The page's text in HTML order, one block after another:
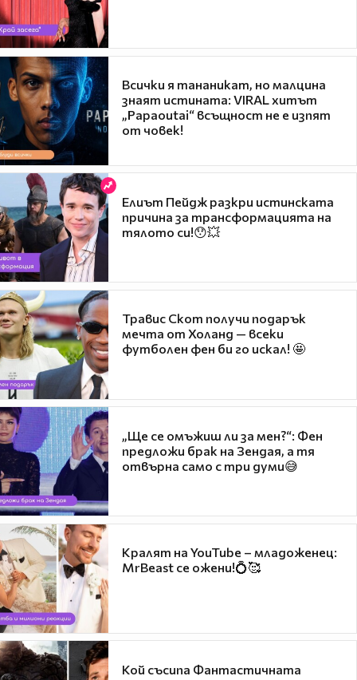
Всички я тананикат, но малцина
знаят истината: VIRAL хитът
„Papaoutai“ всъщност не е изпят
от човек!
Елиът Пейдж разкри истинската
причина за трансформацията на
тялото си!😯💥
Травис Скот получи подарък
мечта от Холанд — всеки
футболен фен би го искал! 🤩
„Ще се омъжиш ли за мен?“: Фен
предложи брак на Зендая, а тя
отвърна само с три думи😅
Кралят на YouTube – младоженец:
MrBeast се ожени!💍🥰
Кой съсипа Фантастичната